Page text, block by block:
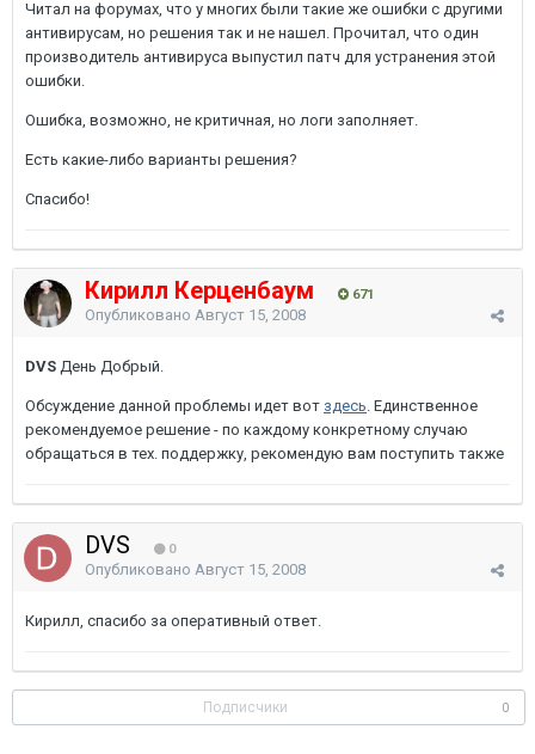
Читал на форумах, что у многих были такие же ошибки с другими
антивирусам, но решения так и не нашел. Прочитал, что один
производитель антивируса выпустил патч для устранения этой
ошибки.
Ошибка, возможно, не критичная, но логи заполняет.
Есть какие-либо варианты решения?
Спасибо!
Кирилл Керценбаум 671
Опубликовано Август 15, 2008
DVS День Добрый.
Обсуждение данной проблемы идет вот здесь. Единственное
рекомендуемое решение - по каждому конкретному случаю
обращаться в тех. поддержку, рекомендую вам поступить также
DVS 0
Опубликовано Август 15, 2008
Кирилл, спасибо за оперативный ответ.
Подписчики 0